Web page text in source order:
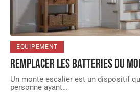
EQUIPEMENT
Remplacer les batteries du
Un monte escalier est un dispositif
personne ayant…